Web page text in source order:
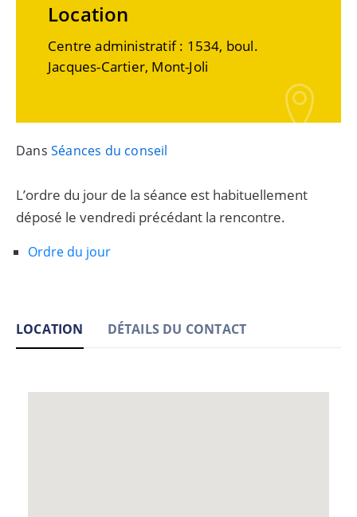
Location
Centre administratif : 1534, boul.
Jacques-Cartier, Mont-Joli
Dans Séances du conseil
L’ordre du jour de la séance est habituellement
déposé le vendredi précédant la rencontre.
Ordre du jour
LOCATION DÉTAILS DU CONTACT